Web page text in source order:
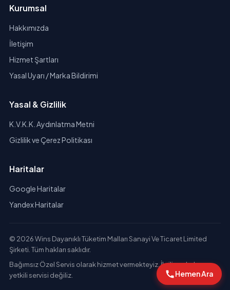
Kurumsal
Hakkımızda
İletişim
Hizmet Şartları
Yasal Uyarı / Marka Bildirimi
Yasal & Gizlilik
K.V.K.K. Aydınlatma Metni
Gizlilik ve Çerez Politikası
Haritalar
Google Haritalar
Yandex Haritalar
© 2026 Wins Dayanıklı Tüketim Malları Sanayi Ve Ticaret Limited
Şirketi. Tüm hakları saklıdır.
Bağımsız Özel Servis olarak hizmet vermekteyiz. İlgili markaların
yetkili servisi değiliz.
Hemen Ara